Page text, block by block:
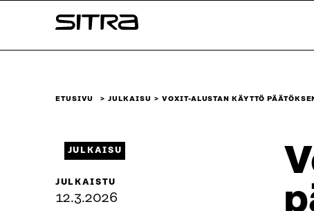
sisältöön
Sitra
ETUSIVU JULKAISU VOXIT-ALUSTAN KÄYTTÖ
JULKAISU
JULKAISTU
12.3.2026